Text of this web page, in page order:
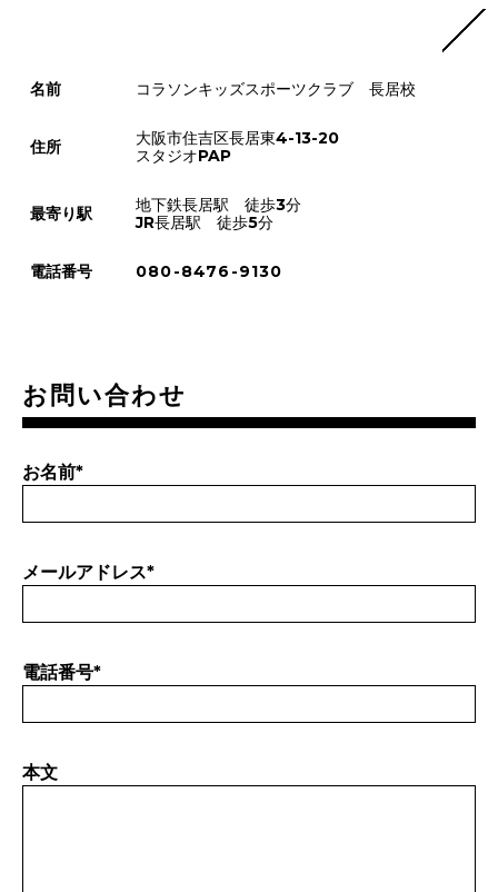
名前 コラソンキッズスポーツクラブ 長居校
住所
大阪市住吉区長居東4-13-20
スタジオPAP
最寄り駅
地下鉄長居駅 徒歩3分
JR長居駅 徒歩5分
電話番号 080-8476-9130
お問い合わせ
お名前*
メールアドレス*
電話番号*
本文